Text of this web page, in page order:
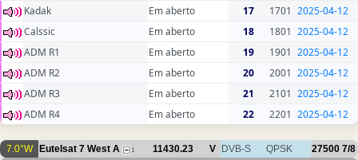
Kadak
Em aberto 17 1701 2025-04-12
Calssic
Em aberto 18 1801 2025-04-12
ADM R1
Em aberto 19 1901 2025-04-12
ADM R2
Em aberto 20 2001 2025-04-12
ADM R3
Em aberto 21 2101 2025-04-12
ADM R4
Em aberto 22 2201 2025-04-12
7.0°W Eutelsat 7 West A 1 11430.23 V DVB-S QPSK 27500 7/8